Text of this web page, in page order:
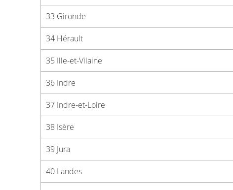
33 Gironde
34 Hérault
35 Ille-et-Vilaine
36 Indre
37 Indre-et-Loire
38 Isère
39 Jura
40 Landes